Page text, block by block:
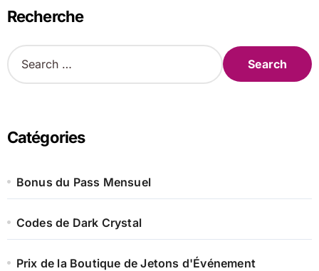
Recherche
S
e
h
f
r
Catégories
Bonus du Pass Mensuel
Codes de Dark Crystal
Prix de la Boutique de Jetons d'Événement